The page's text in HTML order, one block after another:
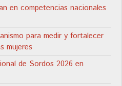
en competencias nacionales
para medir y fortalecer
mujeres
de Sordos 2026 en